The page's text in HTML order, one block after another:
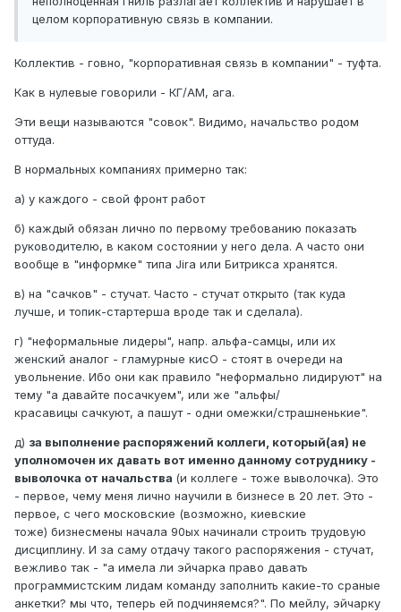
целом корпоративную связь в компании.
Коллектив - говно, "корпоративная связь в компании" - туфта.
Как в нулевые говорили - КГ/АМ, ага.
Эти вещи называются "совок". Видимо, начальство родом
оттуда.
В нормальных компаниях примерно так:
а) у каждого - свой фронт работ
б) каждый обязан лично по первому требованию показать
руководителю, в каком состоянии у него дела. А часто они
вообще в "информке" типа Jira или Битрикса хранятся.
в) на "сачков" - стучат. Часто - стучат открыто (так куда
лучше, и топик-стартерша вроде так и сделала).
г) "неформальные лидеры", напр. альфа-самцы, или их
женский аналог - гламурные кисО - стоят в очереди на
увольнение. Ибо они как правило "неформально лидируют" на
тему "а давайте посачкуем", или же "альфы/
красавицы сачкуют, а пашут - одни омежки/страшненькие".
д) за выполнение распоряжений коллеги, который(ая) не
уполномочен их давать вот именно данному сотруднику -
выволочка от начальства (и коллеге - тоже выволочка). Это
- первое, чему меня лично научили в бизнесе в 20 лет. Это -
первое, с чего московские (возможно, киевские
тоже) бизнесмены начала 90ых начинали строить трудовую
дисциплину. И за саму отдачу такого распоряжения - стучат,
вежливо так - "а имела ли эйчарка право давать
программистским лидам команду заполнить какие-то сраные
анкетки? мы что, теперь ей подчиняемся?". По мейлу, эйчарку